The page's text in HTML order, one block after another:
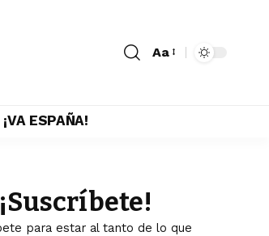
Aa
¡VA ESPAÑA!
¡Suscríbete!
para estar al tanto de lo que